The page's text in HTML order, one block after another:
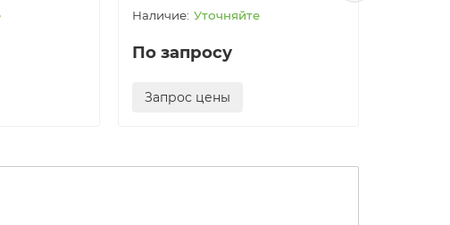
Уточняйте
По запросу
Запрос цены